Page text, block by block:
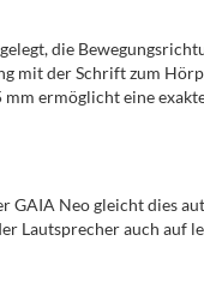
die
mit der Schrift zum
ermöglicht eine
GAIA Neo gleicht dies
Lautsprecher auch